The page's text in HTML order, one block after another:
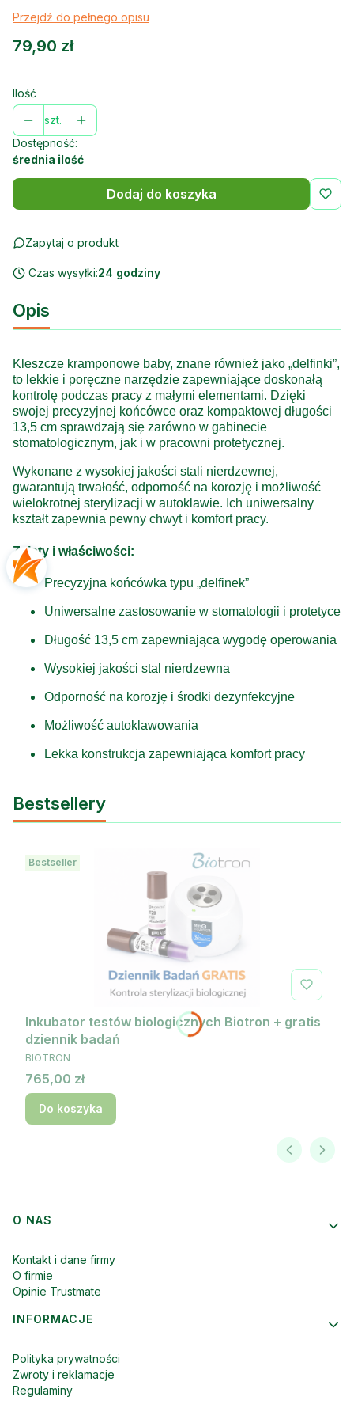
Przejdź do pełnego opisu
Cena
79,90 zł
Ilość
szt.
Dostępność:
średnia ilość
Dodaj do koszyka
Zapytaj o produkt
Czas wysyłki:24 godziny
Opis
Kleszcze kramponowe baby, znane również jako „delfinki”,
to lekkie i poręczne narzędzie zapewniające doskonałą
kontrolę podczas pracy z małymi elementami. Dzięki
swojej precyzyjnej końcówce oraz kompaktowej długości
13,5 cm sprawdzają się zarówno w gabinecie
stomatologicznym, jak i w pracowni protetycznej.
Wykonane z wysokiej jakości stali nierdzewnej,
gwarantują trwałość, odporność na korozję i możliwość
wielokrotnej sterylizacji w autoklawie. Ich uniwersalny
kształt zapewnia pewny chwyt i komfort pracy.
Zalety i właściwości:
Precyzyjna końcówka typu „delfinek”
Uniwersalne zastosowanie w stomatologii i protetyce
Długość 13,5 cm zapewniająca wygodę operowania
Wysokiej jakości stal nierdzewna
Odporność na korozję i środki dezynfekcyjne
Możliwość autoklawowania
Lekka konstrukcja zapewniająca komfort pracy
Bestsellery
Bestseller
Inkubator testów biologicznych Biotron + gratis
dziennik badań
PRODUCENT
BIOTRON
Cena
765,00 zł
Do koszyka
Linki w stopce
O NAS
Kontakt i dane firmy
O firmie
Opinie Trustmate
INFORMACJE
Polityka prywatności
Zwroty i reklamacje
Regulaminy